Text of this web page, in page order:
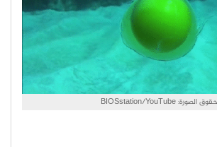
حقوق الصورة: BIOSstation/YouTube